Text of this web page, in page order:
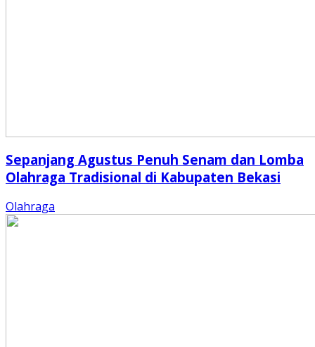
Sepanjang Agustus Penuh Senam dan Lomba
Olahraga Tradisional di Kabupaten Bekasi
Olahraga